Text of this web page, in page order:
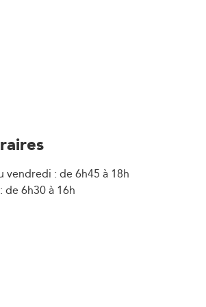
vendredi : de 6h45 à 18h
de 6h30 à 16h